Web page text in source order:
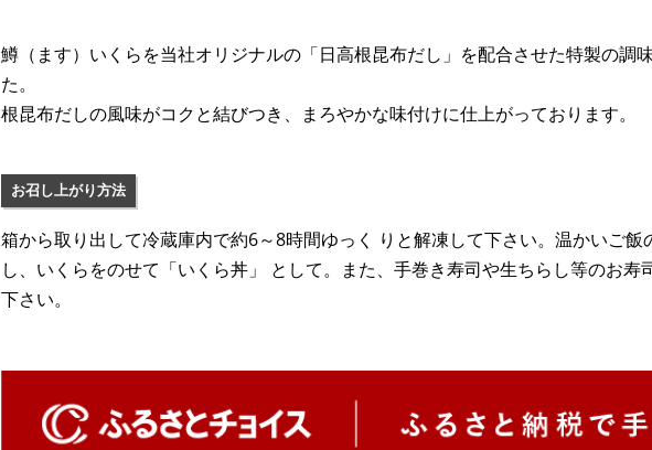
鱒（ます）いくらを当社オリジナルの「日高根昆布だし」を配合させた特製の調
た。
根昆布だしの風味がコクと結びつき、まろやかな味付けに仕上がっております。
お召し上がり方法
箱から取り出して冷蔵庫内で約6～8時間ゆっく りと解凍して下さい。温かいご飯
し、いくらをのせて「いくら丼」 として。また、手巻き寿司や生ちらし等のお寿
下さい。